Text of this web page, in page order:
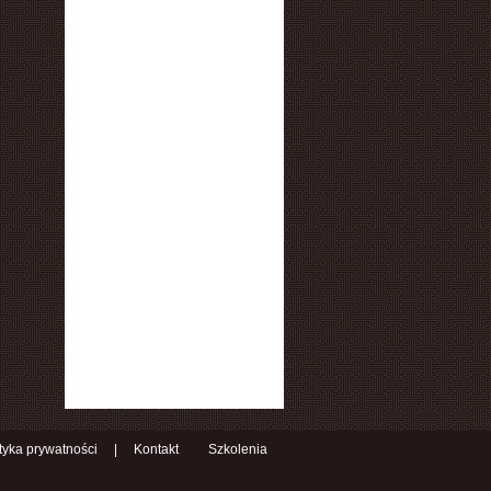
prywatności Kontakt Szkolenia